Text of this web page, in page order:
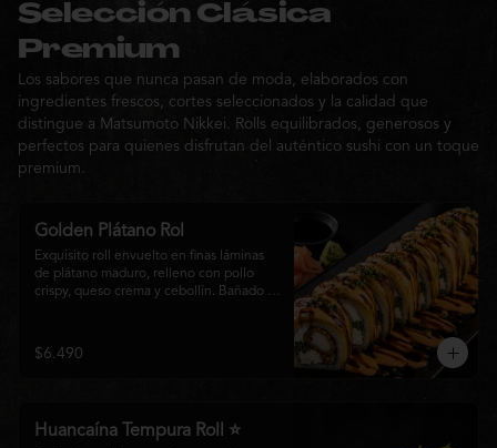
Selección Clásica
Premium
Los sabores que nunca pasan de moda, elaborados con
ingredientes frescos, cortes seleccionados y la calidad que
distingue a Matsumoto Nikkei. Rolls equilibrados, generosos y
perfectos para quienes disfrutan del auténtico sushi con un toque
premium.
Golden Plátano Rol
Exquisito roll envuelto en finas láminas
de plátano maduro, relleno con pollo
crispy, queso crema y cebollín. Bañado
tostado y cebollín fresco. Una
combinación perfecta entre el dulzor del
$6.490
Huancaína Tempura Roll ⭐